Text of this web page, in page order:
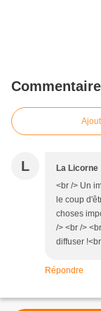
L La Licorne
<br /> Un
le coup
choses
/> <br />
diffuser
Répondre